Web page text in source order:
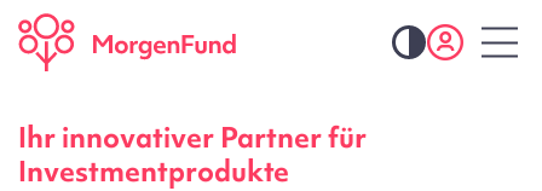
Ihr innovativer Partner für
Investmentprodukte